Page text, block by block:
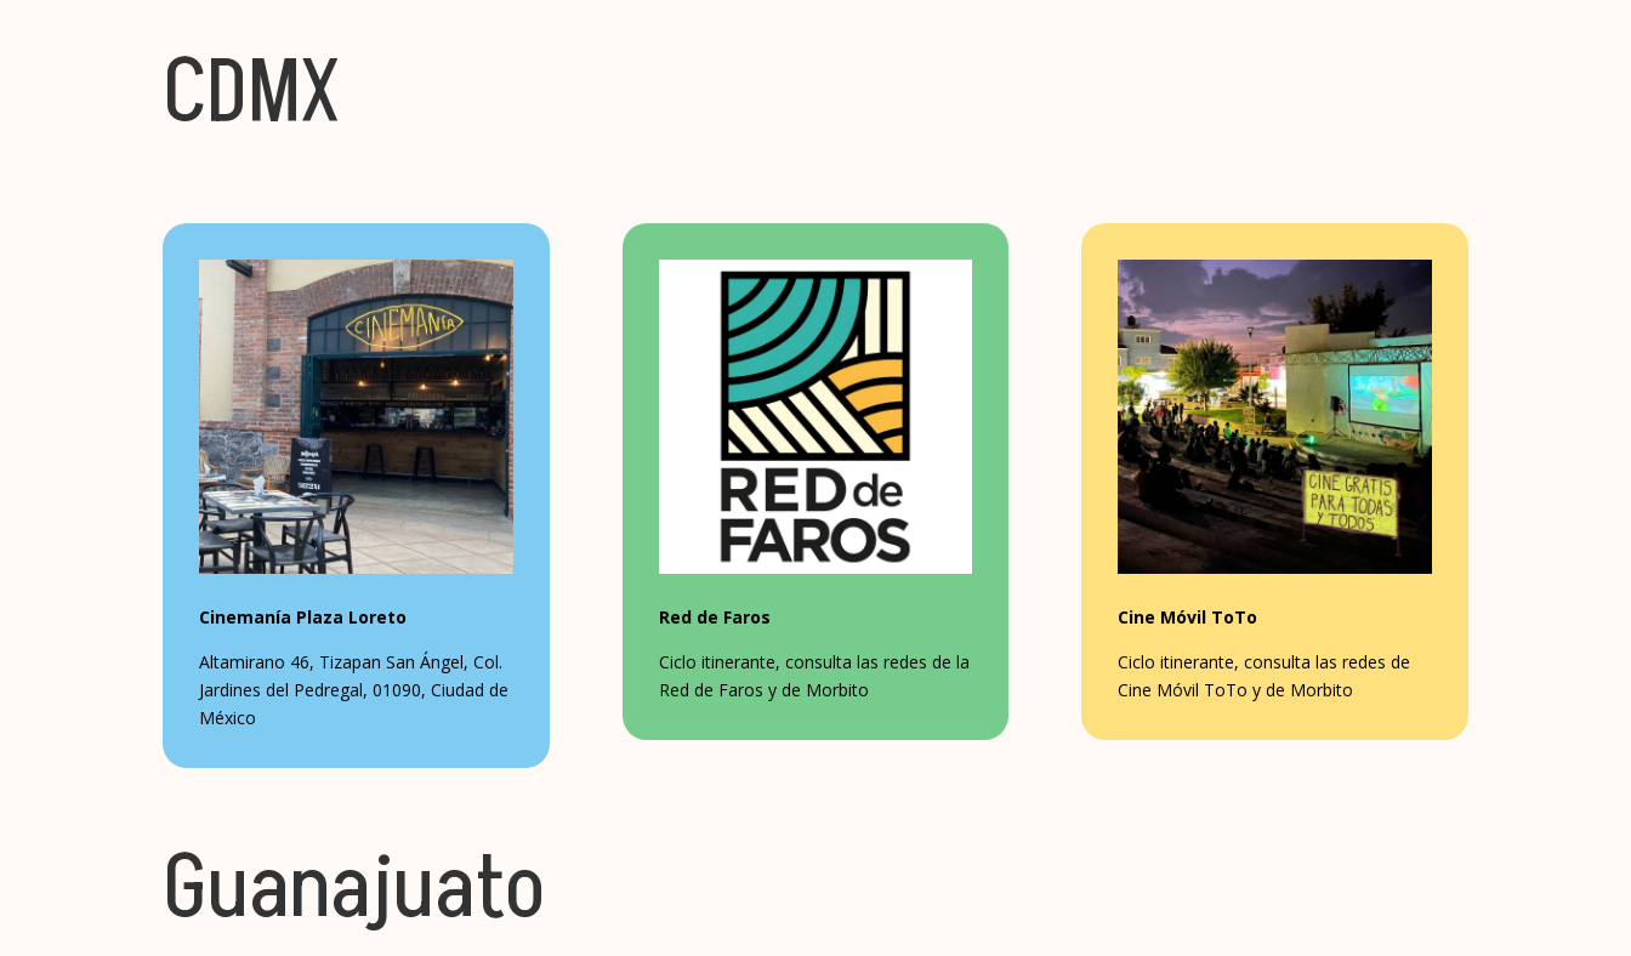
CDMX
Cinemanía Plaza Loreto
Altamirano 46, Tizapan San Ángel, Col.
Jardines del Pedregal, 01090, Ciudad de
México
Red de Faros
Ciclo itinerante, consulta las redes de la
Red de Faros y de Morbito
Cine Móvil ToTo
Ciclo itinerante, consulta las redes de
Cine Móvil ToTo y de Morbito
Guanajuato